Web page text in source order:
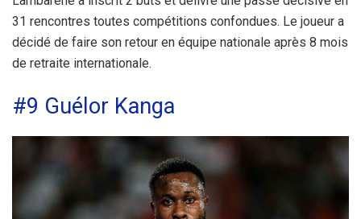
31 rencontres toutes compétitions confondues. Le joueur a
décidé de faire son retour en équipe nationale après 8 mois
de retraite internationale.
#9 Guélor Kanga